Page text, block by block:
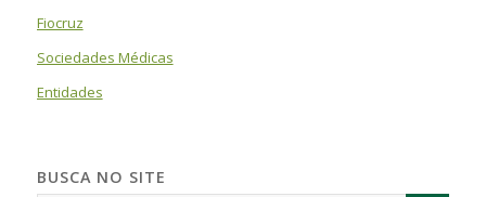
Fiocruz
Sociedades Médicas
Entidades
BUSCA NO SITE